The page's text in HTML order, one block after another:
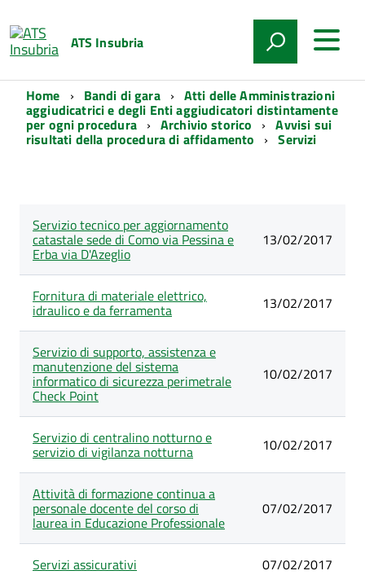
ATS Insubria
Home Bandi di gara Atti delle Amministrazioni
aggiudicatrici e degli Enti aggiudicatori distintamente
per ogni procedura Archivio storico Avvisi sui
risultati della procedura di affidamento Servizi
degli
articoli
nella
categoria
Titolo Data
pubblicazione
Servizio tecnico per aggiornamento
catastale sede di Como via Pessina e
Erba via D'Azeglio
13/02/2017
Fornitura di materiale elettrico,
idraulico e da ferramenta 13/02/2017
Servizio di supporto, assistenza e
manutenzione del sistema
informatico di sicurezza perimetrale
Check Point
10/02/2017
Servizio di centralino notturno e
servizio di vigilanza notturna 10/02/2017
Attività di formazione continua a
personale docente del corso di
laurea in Educazione Professionale
07/02/2017
Servizi assicurativi 07/02/2017